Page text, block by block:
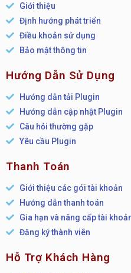
Giới thiệu
Định hướng phát triển
Điều khoản sử dụng
Bảo mật thông tin
Hướng Dẫn Sử Dụng
Hướng dẫn tải Plugin
Hướng dẫn cập nhật Plugin
Câu hỏi thường gặp
Yêu cầu Plugin
Thanh Toán
Giới thiệu các gói tài khoản
Hướng dẫn thanh toán
Gia hạn và nâng cấp tài
Đăng ký thành viên
Hỗ Trợ Khách Hàng